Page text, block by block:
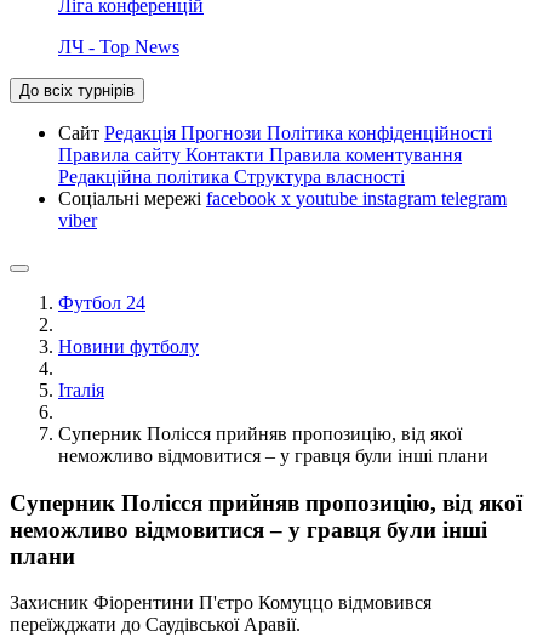
Ліга конференцій
ЛЧ - Top News
До всіх турнірів
Сайт Редакція Прогнози Політика конфіденційності
Правила сайту Контакти Правила коментування
Редакційна політика Структура власності
Соціальні мережі facebook x youtube instagram telegram
viber
Футбол 24
Новини футболу
Італія
Суперник Полісся прийняв пропозицію, від якої
неможливо відмовитися – у гравця були інші плани
Суперник Полісся прийняв пропозицію, від якої
неможливо відмовитися – у гравця були інші
плани
Захисник Фіорентини П'єтро Комуццо відмовився
переїжджати до Саудівської Аравії.